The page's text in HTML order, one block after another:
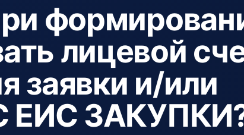
лицевой
заявки и/или
ЕИС